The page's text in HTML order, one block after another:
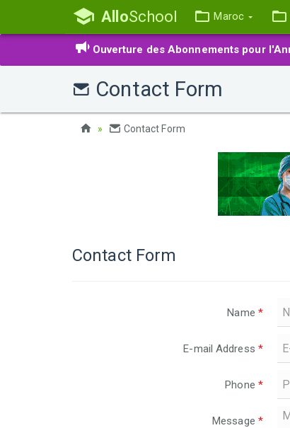
AlloSchool Maroc
Ouverture des Abonnements pour
Contact Form
Contact Form
Contact Form
Name *
E-mail Address *
Phone *
Message *